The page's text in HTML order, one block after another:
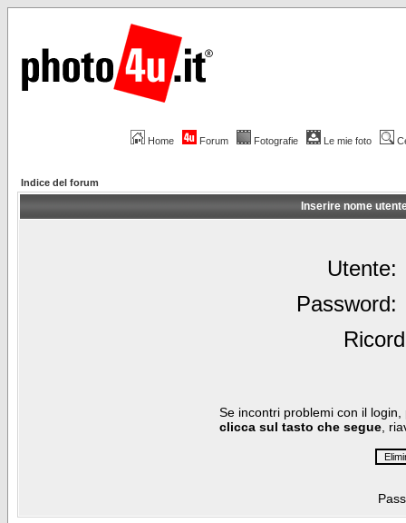
Home Forum Fotografie Le mie foto
Indice del forum
Inserire nome
Utente:
Password:
Se incontri problemi con il
clicca sul tasto che segue ,